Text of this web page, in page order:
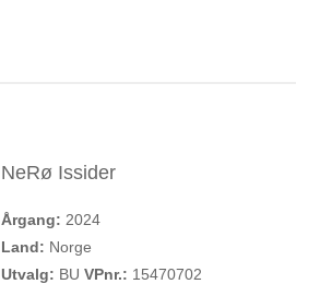
NeRø Issider
Årgang: 2024
Land: Norge
Utvalg: BU VPnr.: 15470702